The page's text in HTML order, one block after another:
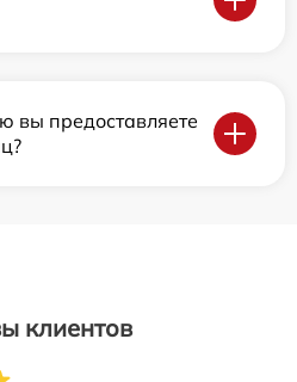
вы предоставляете
клиентов